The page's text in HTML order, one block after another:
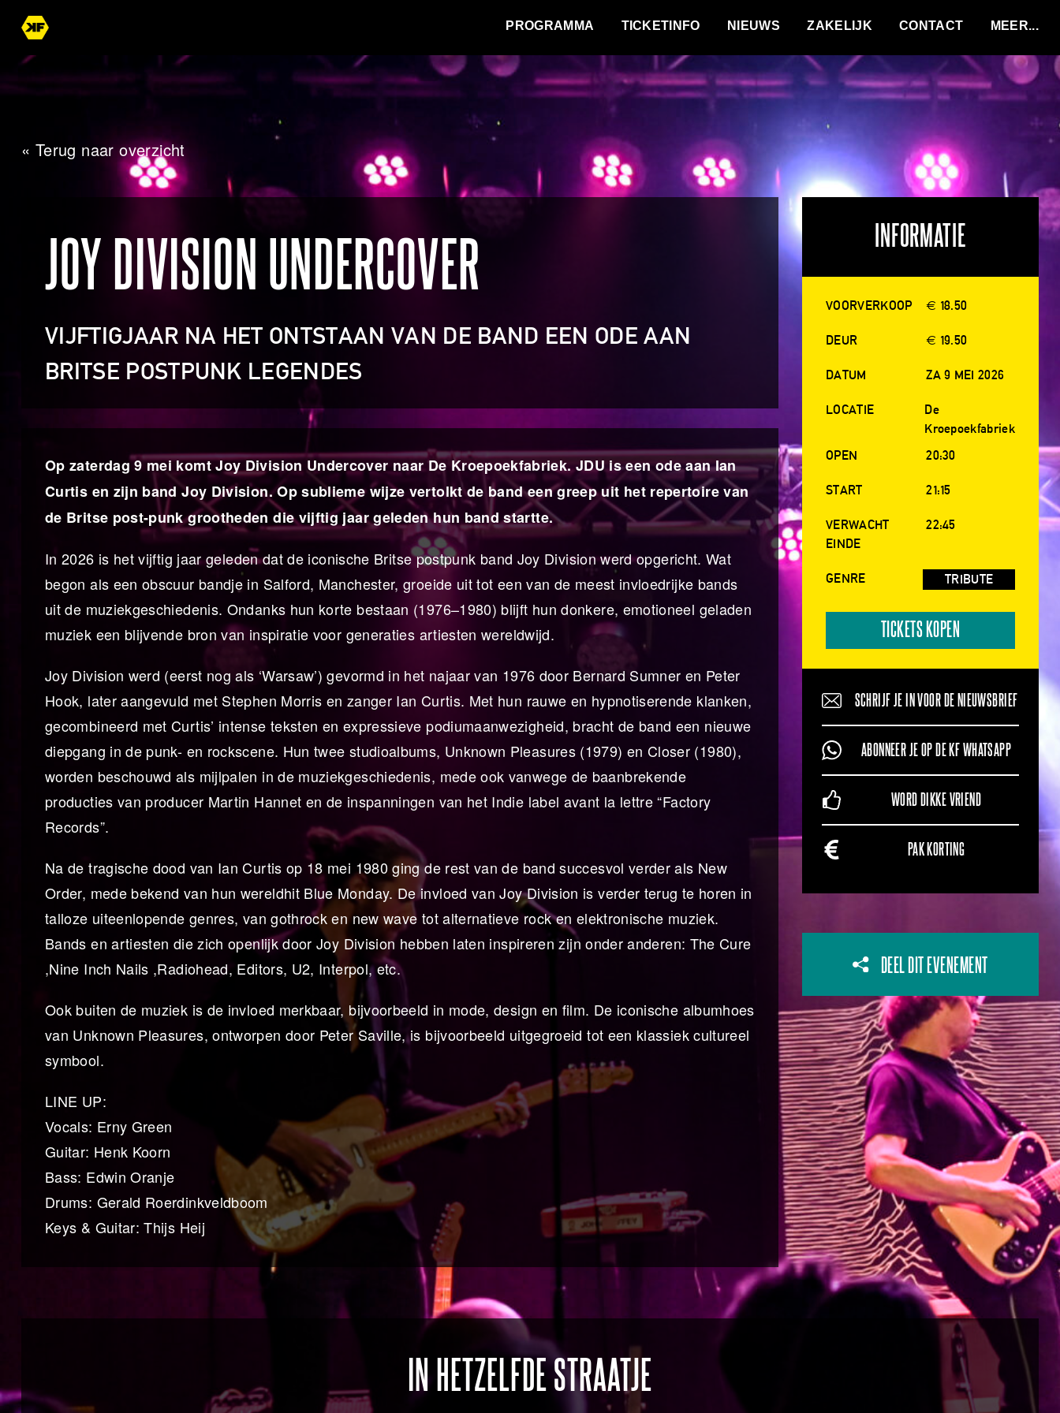
PROGRAMMA TICKETINFO NIEUWS ZAKELIJK CONTACT
« Terug naar overzicht
JOY DIVISION UNDERCOVER
VIJFTIGJAAR NA HET ONTSTAAN VAN DE BAND EEN ODE AAN
BRITSE POSTPUNK LEGENDES
Op zaterdag 9 mei komt Joy Division Undercover naar De Kroepoekfabriek. JDU is een ode aan Ian
Curtis en zijn band Joy Division. Op sublieme wijze vertolkt de band een greep uit het repertoire van
de Britse post-punk grootheden die vijftig jaar geleden hun band startte.
In 2026 is het vijftig jaar geleden dat de iconische Britse postpunk band Joy Division werd opgericht. Wat
begon als een obscuur bandje in Salford, Manchester, groeide uit tot een van de meest invloedrijke bands
uit de muziekgeschiedenis. Ondanks hun korte bestaan (1976–1980) blijft hun donkere, emotioneel geladen
muziek een blijvende bron van inspiratie voor generaties artiesten wereldwijd.
Joy Division werd (eerst nog als ‘Warsaw’) gevormd in het najaar van 1976 door Bernard Sumner en Peter
Hook, later aangevuld met Stephen Morris en zanger Ian Curtis. Met hun rauwe en hypnotiserende klanken,
gecombineerd met Curtis’ intense teksten en expressieve podiumaanwezigheid, bracht de band een nieuwe
diepgang in de punk- en rockscene. Hun twee studioalbums, Unknown Pleasures (1979) en Closer (1980),
worden beschouwd als mijlpalen in de muziekgeschiedenis, mede ook vanwege de baanbrekende
producties van producer Martin Hannet en de inspanningen van het Indie label avant la lettre “Factory
Records”.
Na de tragische dood van Ian Curtis op 18 mei 1980 ging de rest van de band succesvol verder als New
Order, mede bekend van hun wereldhit Blue Monday. De invloed van Joy Division is verder terug te horen in
talloze uiteenlopende genres, van gothrock en new wave tot alternatieve rock en elektronische muziek.
Bands en artiesten die zich openlijk door Joy Division hebben laten inspireren zijn onder anderen: The Cure
,Nine Inch Nails ,Radiohead, Editors, U2, Interpol, etc.
Ook buiten de muziek is de invloed merkbaar, bijvoorbeeld in mode, design en film. De iconische albumhoes
van Unknown Pleasures, ontworpen door Peter Saville, is bijvoorbeeld uitgegroeid tot een klassiek cultureel
symbool.
LINE UP:
Vocals: Erny Green
Guitar: Henk Koorn
Bass: Edwin Oranje
Drums: Gerald Roerdinkveldboom
Keys & Guitar: Thijs Heij
INFORMATIE
VOORVERKOOP € 18.50
DEUR € 19.50
DATUM ZA 9 MEI 2026
LOCATIE
De
Kroepoekfabriek
OPEN
20:30
START 21:15
VERWACHT
EINDE
22:45
GENRE TRIBUTE
TICKETS KOPEN
SCHRIJF JE IN VOOR DE NIEUWSBRIEF
ABONNEER JE OP DE KF WHATSAPP
WORD DIKKE VRIEND
PAK KORTING
DEEL DIT EVENEMENT
IN HETZELFDE STRAATJE